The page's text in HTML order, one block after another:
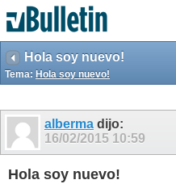
Hola soy nuevo!
Tema: Hola soy nuevo!
alberma dijo:
16/02/2015 10:59
Hola soy nuevo!